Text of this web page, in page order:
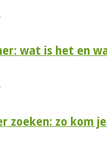
wat is het en
zoeken: zo kom